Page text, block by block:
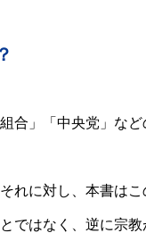
合」「中央党」な
れに対し、本書はこ
ではなく、逆に宗